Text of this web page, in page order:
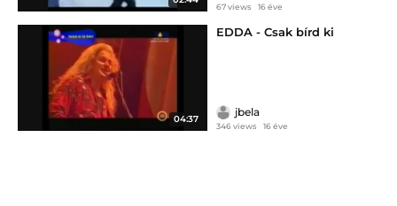
67 views 16 éve
04:37
EDDA - Csak bírd ki
jbela
346 views 16 éve